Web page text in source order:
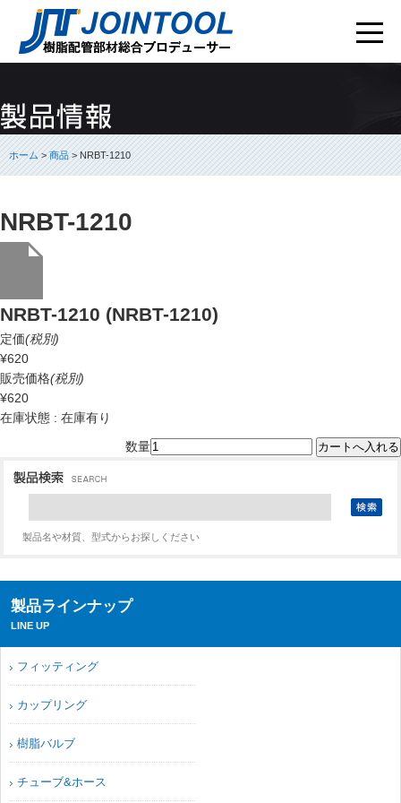
ホーム>商品> NRBT-1210
NRBT-1210
NRBT-1210 (NRBT-1210)
定価(税別)
¥620
販売価格(税別)
¥620
在庫状態 : 在庫有り
数量
製品名や材質、型式からお探しください
製品ラインナップ
LINE UP
フィッティング
カップリング
樹脂バルブ
チューブ&ホース